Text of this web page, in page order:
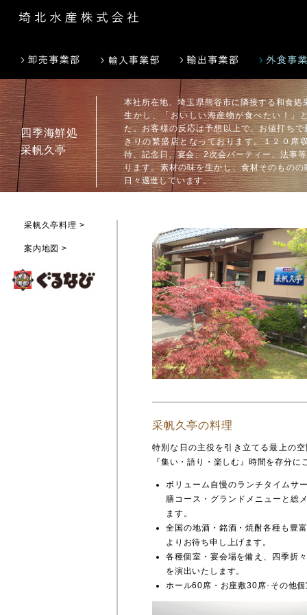
四季海鮮処
采帆久亭
本社所在地、埼玉県熊谷市に隣接する和食
生かし、「おいしい海産物が食べたい！」
た。お客様の反応は予想以上で、お値打ち
きりの繁盛店となっております。１２０席
待、記念日、宴会、2次会パーティー、法事
ります。素材の味を生かし、食材そのもの
日々邁進しています。
采帆久亭料理 >
案内地図 >
采帆久亭の料理
特別な日の主役を引き立てる最上の
『集い・語り・楽しむ』時間を存分
ボリューム自慢のランチタイムサ
膳コース・グランドメニューと総
ます。
全国の地酒・銘酒・焼酎各種も豊
よりお待ち申し上げます。
各種個室・宴会場を備え、四季折
を演出いたします。
ホール60席・お座敷30席･その他